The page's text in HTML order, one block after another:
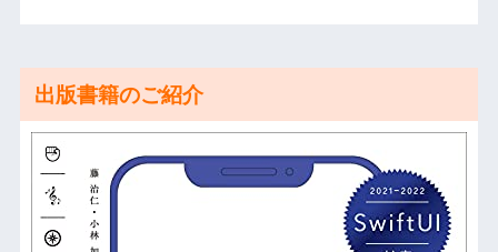
出版書籍のご紹介